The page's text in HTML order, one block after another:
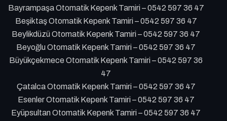
Bayrampaşa Otomatik Kepenk Tamiri – 0542 597 36 47
Beşiktaş Otomatik Kepenk Tamiri – 0542 597 36 47
Beylikdüzü Otomatik Kepenk Tamiri – 0542 597 36 47
Beyoğlu Otomatik Kepenk Tamiri – 0542 597 36 47
Büyükçekmece Otomatik Kepenk Tamiri – 0542 597 36
47
Çatalca Otomatik Kepenk Tamiri – 0542 597 36 47
Esenler Otomatik Kepenk Tamiri – 0542 597 36 47
Eyüpsultan Otomatik Kepenk Tamiri – 0542 597 36 47